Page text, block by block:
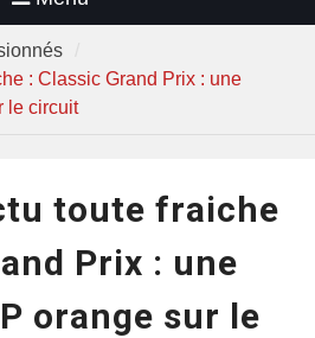
: Classic Grand Prix : une
le circuit
toute fraiche
Prix : une
orange sur le